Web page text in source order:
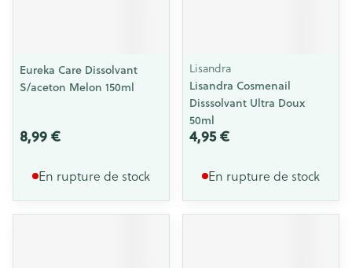
Eureka Care Dissolvant
S/aceton Melon 150ml
8,99 €
En rupture de stock
Lisandra
Lisandra Cosmenail
Disssolvant Ultra Doux
50ml
4,95 €
En rupture de stock